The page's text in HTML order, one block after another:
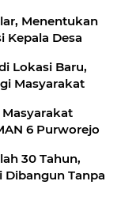
Menentukan
Kepala Desa
Lokasi Baru,
Masyarakat
6 Purworejo
30 Tahun,
Dibangun Tanpa